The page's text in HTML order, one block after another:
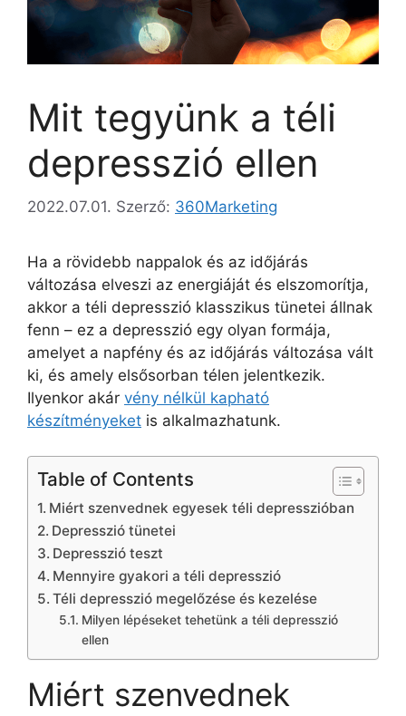
Mit tegyünk a téli
depresszió ellen
2022.07.01. Szerző: 360Marketing
Ha a rövidebb nappalok és az időjárás
változása elveszi az energiáját és elszomorítja,
akkor a téli depresszió klasszikus tünetei állnak
fenn – ez a depresszió egy olyan formája,
amelyet a napfény és az időjárás változása vált
ki, és amely elsősorban télen jelentkezik.
Ilyenkor akár vény nélkül kapható
készítményeket is alkalmazhatunk.
Table of Contents
Miért szenvednek egyesek téli depresszióban
Depresszió tünetei
Depresszió teszt
Mennyire gyakori a téli depresszió
Téli depresszió megelőzése és kezelése
Milyen lépéseket tehetünk a téli depresszió
ellen
Miért szenvednek